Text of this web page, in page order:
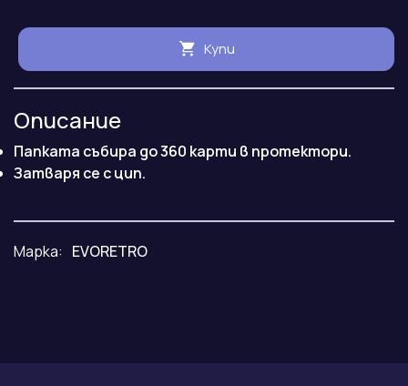
Купи
Описание
Папката събира до 360 карти в протектори.
Затваря се с цип.
Марка: EVORETRO